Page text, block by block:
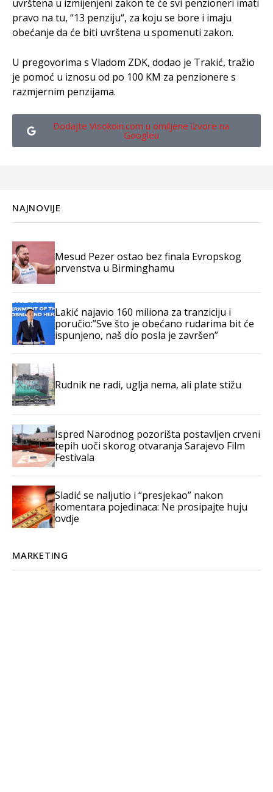
uvrštena u izmijenjeni zakon te će svi penzioneri imati
pravo na tu, “13 penziju“, za koju se bore i imaju
obećanje da će biti uvrštena u spomenuti zakon.
U pregovorima s Vladom ZDK, dodao je Trakić, tražio
je pomoć u iznosu od po 100 KM za penzionere s
razmjernim penzijama.
Dodajte Visokoin.com u omiljene izvore na
Googleu
NAJNOVIJE
Mesud Pezer ostao bez finala Evropskog
prvenstva u Birminghamu
Lakić najavio 160 miliona za tranziciju i
poručio:”Sve što je obećano rudarima bit će
ispunjeno, naš dio posla je završen”
Rudnik ne radi, uglja nema, ali plate stižu
Ispred Narodnog pozorišta postavljen crveni
tepih uoči skorog otvaranja Sarajevo Film
Festivala
Sladić se naljutio i “presjekao” nakon
komentara pojedinaca: Ne prosipajte huju
ovdje
MARKETING